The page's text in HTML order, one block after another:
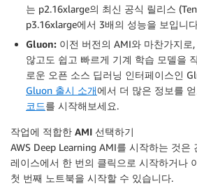
는 p2.16xlarge의 최신 공식 릴리스
p3.16xlarge에서 3배의 성능을 보입니
Gluon: 이전 버전의 AMI와 마찬가지로
않고도 쉽고 빠르게 기계 학습 모델을
로운 오픈 소스 딥러닝 인터페이스인
Gluon 출시 소개에서 더 많은 정보를
코드를 시작해보세요.
작업에 적합한 AMI 선택하기
AWS Deep Learning AMI를 시작하는 것은
레이스에서 한 번의 클릭으로 시작하거나
첫 번째 노트북을 시작할 수 있습니다.